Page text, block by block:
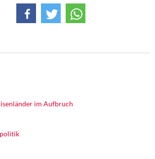
Moderne
im Aufbruch